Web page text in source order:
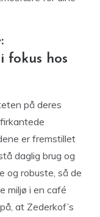
fokus hos
på deres
er fremstillet
daglig brug og
og robuste, så de
miljø i en café
at Zederkof’s